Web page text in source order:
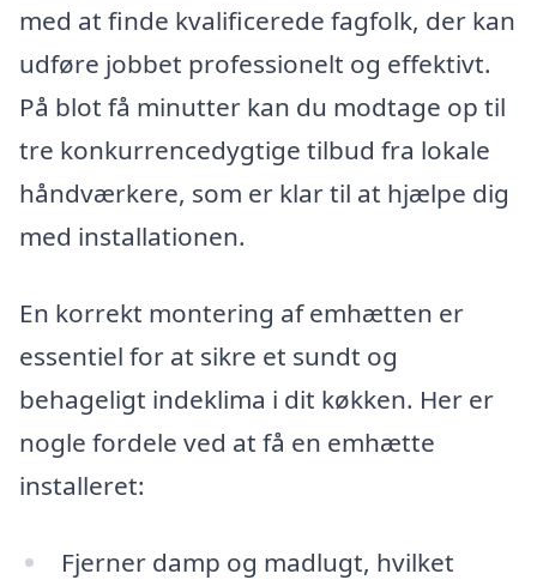
med at finde kvalificerede fagfolk, der kan
udføre jobbet professionelt og effektivt.
På blot få minutter kan du modtage op til
tre konkurrencedygtige tilbud fra lokale
håndværkere, som er klar til at hjælpe dig
med installationen.
En korrekt montering af emhætten er
essentiel for at sikre et sundt og
behageligt indeklima i dit køkken. Her er
nogle fordele ved at få en emhætte
installeret:
Fjerner damp og madlugt, hvilket